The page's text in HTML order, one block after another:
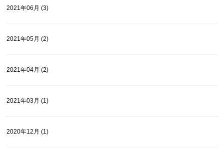
2021年06月 (3)
2021年05月 (2)
2021年04月 (2)
2021年03月 (1)
2020年12月 (1)